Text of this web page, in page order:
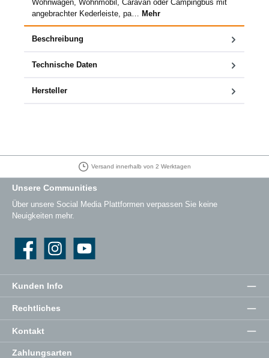
Wohnwagen, Wohnmobil, Caravan oder Campingbus mit
angebrachter Kederleiste, pa… Mehr
Beschreibung
Technische Daten
Hersteller
Versand innerhalb von 2 Werktagen
Kunden Info
Rechtliches
Kontakt
Unsere Communities
Über unsere Social Media Plattformen verpassen Sie keine
Neuigkeiten mehr.
Instagram YouTube
Zahlungsarten